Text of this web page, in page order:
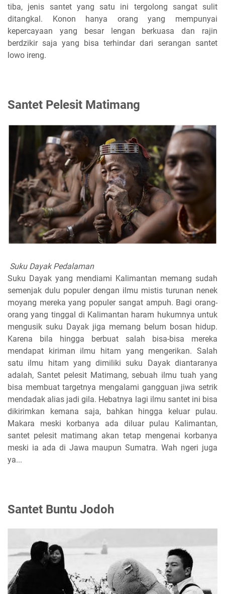
tiba, jenis santet yang satu ini tergolong sangat sulit
ditangkal. Konon hanya orang yang mempunyai
kepercayaan yang besar lengan berkuasa dan rajin
berdzikir saja yang bisa terhindar dari serangan santet
lowo ireng.
Santet Pelesit Matimang
Suku Dayak Pedalaman
Suku Dayak yang mendiami Kalimantan memang sudah
semenjak dulu populer dengan ilmu mistis turunan nenek
moyang mereka yang populer sangat ampuh. Bagi orang-
orang yang tinggal di Kalimantan haram hukumnya untuk
mengusik suku Dayak jiga memang belum bosan hidup.
Karena bila hingga berbuat salah bisa-bisa mereka
mendapat kiriman ilmu hitam yang mengerikan. Salah
satu ilmu hitam yang dimiliki suku Dayak diantaranya
adalah, Santet pelesit Matimang, sebuah ilmu tuah yang
bisa membuat targetnya mengalami gangguan jiwa setrik
mendadak alias jadi gila. Hebatnya lagi ilmu santet ini bisa
dikirimkan kemana saja, bahkan hingga keluar pulau.
Makara meski korbanya ada diluar pulau Kalimantan,
santet pelesit matimang akan tetap mengenai korbanya
meski ia ada di Jawa maupun Sumatra. Wah ngeri juga
ya...
Santet Buntu Jodoh